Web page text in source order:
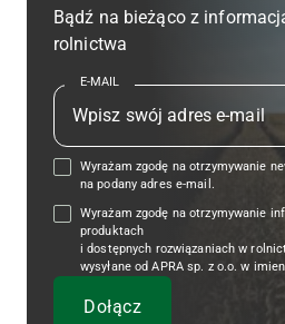
Bądź na bieżąco z
rolnictwa
E-MAIL
Wyrażam zgodę na otrzymywanie
na podany adres e-mail.
Wyrażam zgodę na otrzymywanie
produktach
i dostępnych rozwiązaniach w
wysyłane od APRA sp. z o.o. w